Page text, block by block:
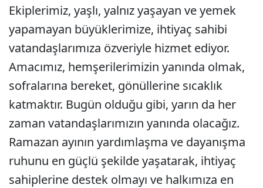
Ekiplerimiz, yaşlı, yalnız yaşayan ve yemek
yapamayan büyüklerimize, ihtiyaç sahibi
vatandaşlarımıza özveriyle hizmet ediyor.
Amacımız, hemşerilerimizin yanında olmak,
sofralarına bereket, gönüllerine sıcaklık
katmaktır. Bugün olduğu gibi, yarın da her
zaman vatandaşlarımızın yanında olacağız.
Ramazan ayının yardımlaşma ve dayanışma
ruhunu en güçlü şekilde yaşatarak, ihtiyaç
sahiplerine destek olmayı ve halkımıza en